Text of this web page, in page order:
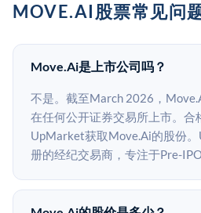
MOVE.AI股票常见问
Move.Ai是上市公司吗？
不是。截至March 2026，
在任何公开证券交易所上市。合
UpMarket获取Move.Ai的股份
册的经纪交易商，专注于Pre-IPO